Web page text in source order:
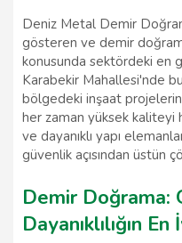
Deniz Metal Demir
gösteren ve demir
konusunda sektördeki en
Karabekir Mahallesi'nde
bölgedeki inşaat
her zaman yüksek
ve dayanıklı yapı
güvenlik açısından üstün
Demir Doğrama:
Dayanıklılığın